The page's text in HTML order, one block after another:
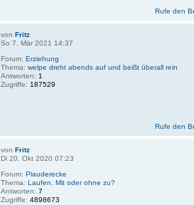
Rufe den
vonFritz
So 7. Mär 2021 14:37
Forum:Erziehung
Thema:welpe dreht abends auf und beißt überall rein
Antworten: 1
Zugriffe: 187529
Rufe den
vonFritz
Di 20. Okt 2020 07:23
Forum:Plauderecke
Thema:Laufen. Mit oder ohne zu?
Antworten:7
Zugriffe:4898673